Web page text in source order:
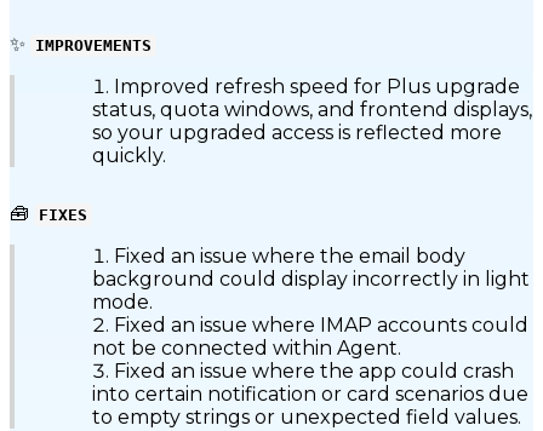
✨ IMPROVEMENTS
Improved refresh speed for Plus upgrade
status, quota windows, and frontend displays,
so your upgraded access is reflected more
quickly.
🧰 FIXES
Fixed an issue where the email body
background could display incorrectly in light
mode.
Fixed an issue where IMAP accounts could
not be connected within Agent.
Fixed an issue where the app could crash
into certain notification or card scenarios due
to empty strings or unexpected field values.